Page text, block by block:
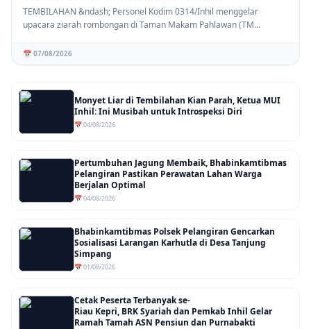
TEMBILAHAN &ndash; Personel Kodim 0314/Inhil menggelar
upacara ziarah rombongan di Taman Makam Pahlawan (TM...
📅 07/08/2026
Monyet Liar di Tembilahan Kian Parah, Ketua MUI
Inhil: Ini Musibah untuk Introspeksi Diri
📅 04/08/2026
Pertumbuhan Jagung Membaik, Bhabinkamtibmas
Pelangiran Pastikan Perawatan Lahan Warga
Berjalan Optimal
📅 04/08/2026
Bhabinkamtibmas Polsek Pelangiran Gencarkan
Sosialisasi Larangan Karhutla di Desa Tanjung
Simpang
📅 01/08/2026
Cetak Peserta Terbanyak se-
Riau Kepri, BRK Syariah dan Pemkab Inhil Gelar
Ramah Tamah ASN Pensiun dan Purnabakti